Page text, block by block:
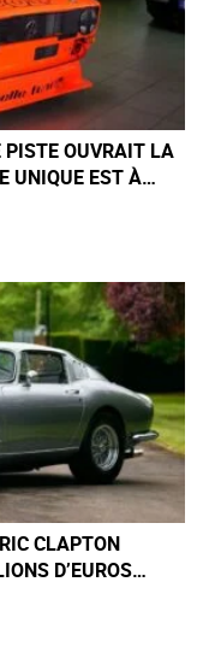
PISTE OUVRAIT LA
UNIQUE EST À
CLAPTON
D’EUROS